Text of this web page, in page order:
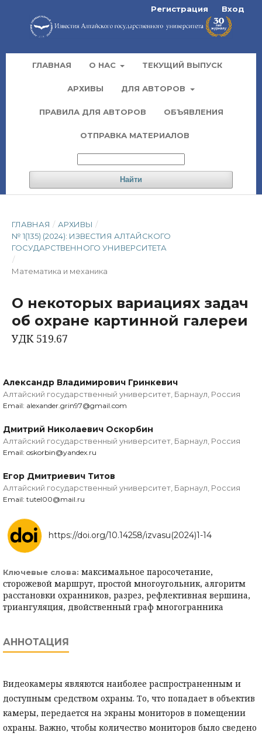
ГЛАВНАЯ О НАС ТЕКУЩИЙ ВЫПУСК
АРХИВЫ ДЛЯ АВТОРОВ
ПРАВИЛА ДЛЯ АВТОРОВ ОБЪЯВЛЕНИЯ
ОТПРАВКА МАТЕРИАЛОВ
Найти
Регистрация Вход
ГЛАВНАЯ / АРХИВЫ /
№ 1(135) (2024): ИЗВЕСТИЯ АЛТАЙСКОГО
ГОСУДАРСТВЕННОГО УНИВЕРСИТЕТА
/
Математика и механика
О некоторых вариациях задач
об охране картинной галереи
УДК 519.67
Александр Владимирович Гринкевич
Алтайский государственный университет, Барнаул, Россия
Email: alexander.grin97@gmail.com
Дмитрий Николаевич Оскорбин
Алтайский государственный университет, Барнаул, Россия
Email: oskorbin@yandex.ru
Егор Дмитриевич Титов
Алтайский государственный университет, Барнаул, Россия
Email: tutel00@mail.ru
https://doi.org/10.14258/izvasu(2024)1-14
Ключевые слова: максимальное паросочетание,
сторожевой маршрут, простой многоугольник, алгоритм
расстановки охранников, разрез, рефлективная вершина,
триангуляция, двойственный граф многогранника
АННОТАЦИЯ
Видеокамеры являются наиболее распространенным и
доступным средством охраны. То, что попадает в объектив
камеры, передается на экраны мониторов в помещении
охраны. Важно, чтобы количество мониторов было сведено